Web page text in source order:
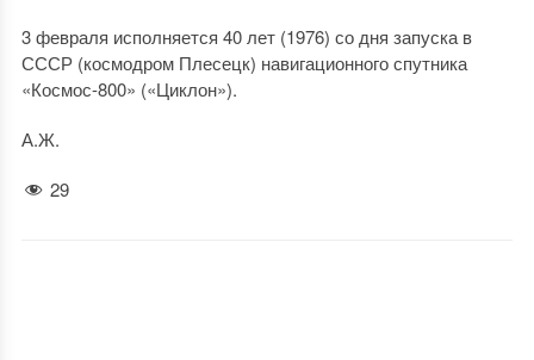
3 февраля исполняется 40 лет (1976) со дня запуска в
СССР (космодром Плесецк) навигационного спутника
«Космос-800» («Циклон»).
А.Ж.
29